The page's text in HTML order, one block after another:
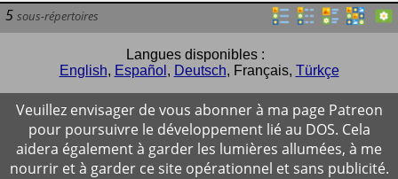
5 sous-répertoires
Langues disponibles :
English, Español , Deutsch, Français, Türkçe
Veuillez envisager de vous abonner à ma page Patreon
pour poursuivre le développement lié au DOS. Cela
aidera également à garder les lumières allumées, à me
nourrir et à garder ce site opérationnel et sans publicité.